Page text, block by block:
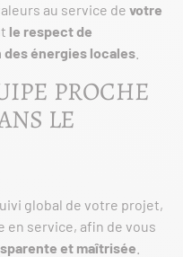
au service de votre
le respect de
des énergies locales
PROCHE
LE
global de votre projet,
en service, afin de vous
et maîtrisée